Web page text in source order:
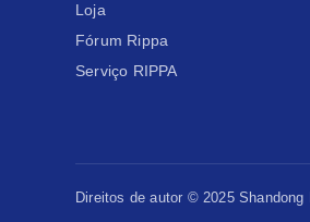
Loja
Fórum Rippa
Serviço RIPPA
Direitos de autor © 2025 Shandong